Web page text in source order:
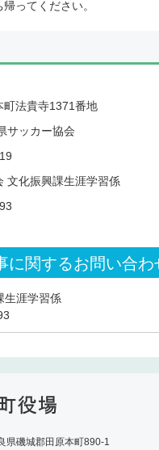
ってください。
町法貴寺1371番地
サッカー協会
文化振興課生涯学習係
に関するお問い合わ
生涯学習係
磯城郡田原本町890-1